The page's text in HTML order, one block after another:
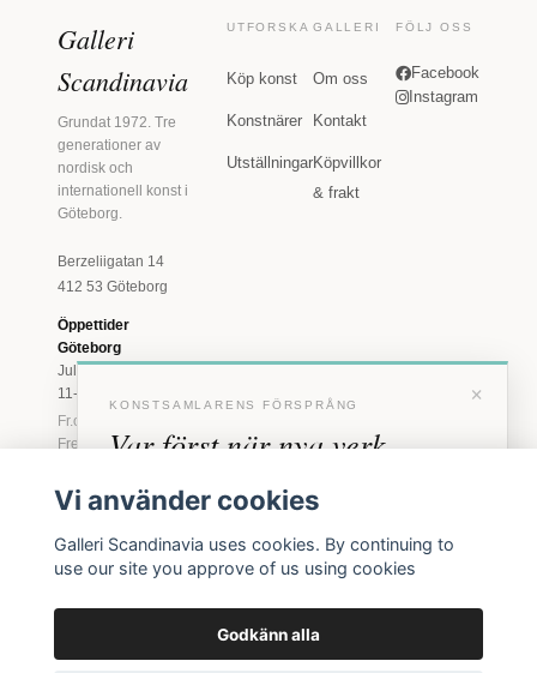
Galleri
Scandinavia
Grundat 1972. Tre
generationer av
nordisk och
internationell konst i
Göteborg.
Berzeliigatan 14
412 53 Göteborg
Öppettider
Göteborg
Juli: Tis 11-18 · Lör
11-16
Fr.o.m. augusti: Tis-
Fre 11-18 · Lör 11-
Marstrand
2026
Tis-Fre 11-18 ·
UTFORSKA
Köp konst
Konstnärer
Utställningar
GALLERI
Om oss
Kontakt
Köpvillkor
& frakt
FÖLJ OSS
Facebook
Instagram
×
KONSTSAMLARENS FÖRSPRÅNG
Var först när nya verk
anländer
inbjudningar till vernissage, innan vi annonserar
offentligt.
Vi använder cookies
Galleri Scandinavia uses cookies. By continuing to
use our site you approve of us using cookies
Godkänn alla